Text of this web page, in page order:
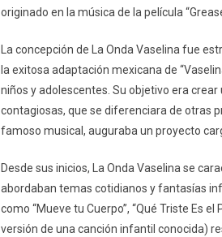
originado en la música de la película
La concepción de La Onda Vaselina fue
la exitosa adaptación mexicana de
niños y adolescentes. Su objetivo era
contagiosas, que se diferenciara de otras
famoso musical, auguraba un proyecto
Desde sus inicios, La Onda Vaselina se
abordaban temas cotidianos y fantasías
como “Mueve tu Cuerpo”, “Qué Triste Es
versión de una canción infantil conocida)